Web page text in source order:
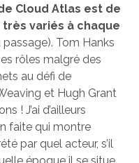
Cloud Atlas est de
variés à chaque
Tom Hanks
rôles malgré des
au défi de
et Hugh Grant
! J’ai d’ailleurs
faite qui montre
par quel acteur, s’il